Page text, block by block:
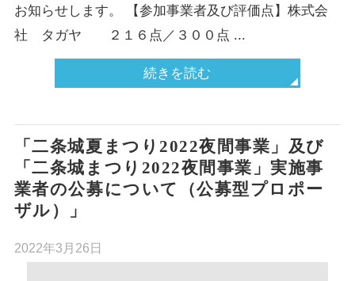
お知らせします。 【参加事業者及び評価点】株式会
社 タガヤ ２１６点／３００点 ...
続きを読む
「二条城夏まつり2022夜間事業」及び
「二条城まつり2022夜間事業」実施事
業者の公募について（公募型プロポー
ザル）」
2022年3月26日